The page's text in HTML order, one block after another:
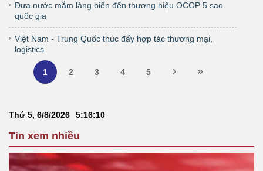
Đưa nước mắm làng biển đến thương hiệu OCOP 5 sao
quốc gia
Việt Nam - Trung Quốc thúc đẩy hợp tác thương mại,
logistics
1 2 3 4 5
Thứ 5, 6/8/2026 5:16:11
Tin xem nhiều